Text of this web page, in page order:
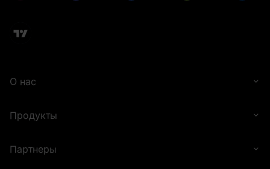
О нас
Продукты
Партнеры